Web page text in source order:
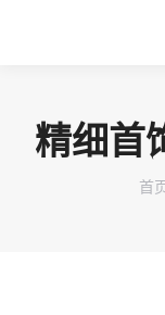
精细首
您
首